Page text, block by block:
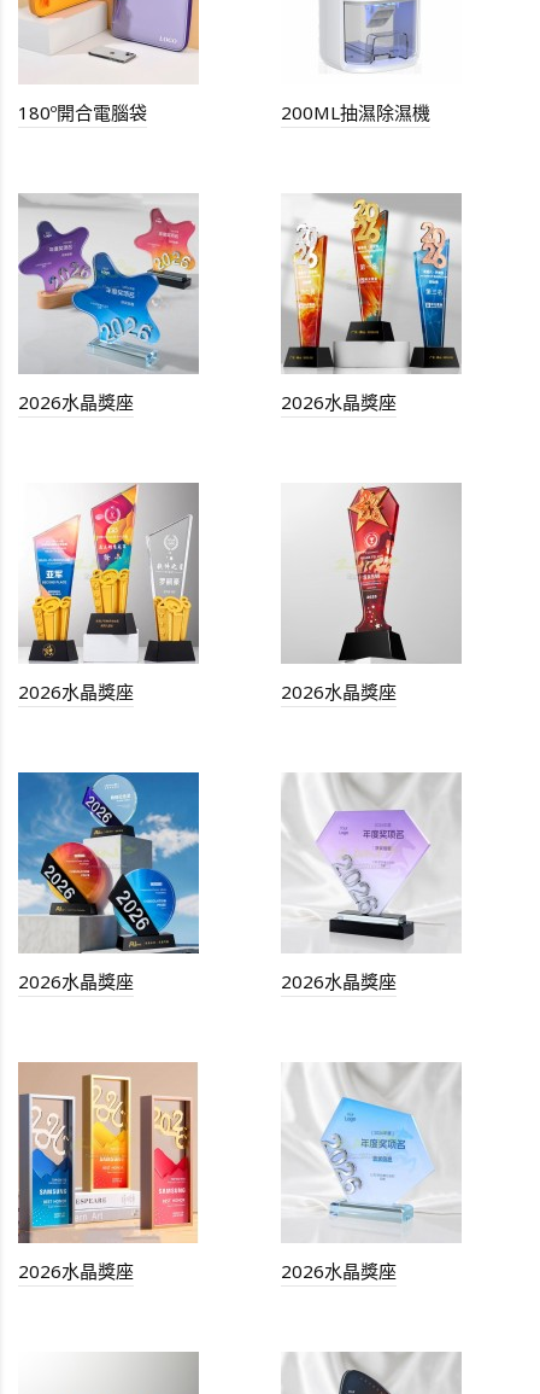
180º開合電腦袋 200ML抽濕除濕機
2026水晶獎座 2026水晶獎座
2026水晶獎座 2026水晶獎座
2026水晶獎座 2026水晶獎座
2026水晶獎座 2026水晶獎座